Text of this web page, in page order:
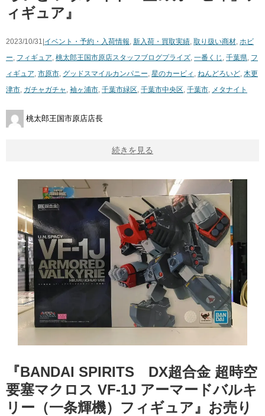
ィギュア』
2023/10/31|イベント・予約・入荷情報 新入荷・買取実績 取り扱い商材 ホビ
ー フィギュア 桃太郎王国市原店スタッフブログプライズ 一番くじ 千葉県 フ
ィギュア 市原市 グッドスマイルカンパニー 星のカービィ ねんどろいど 木更
津市 ガチャガチャ 袖ヶ浦市 千葉市緑区 千葉市中央区 千葉市 メタナイト
桃太郎王国市原店店長
続きを見る
『BANDAI ​SPIRITS DX超合金 ​超時空
要塞マクロス ​VF-1J ​アーマードバルキ
リー（一条輝機）フィギュア』お売り